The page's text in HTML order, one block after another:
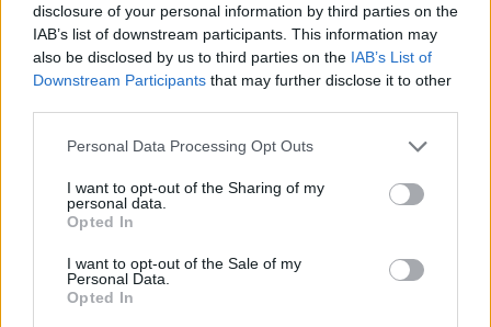
disclosure of your personal information by third parties on the
IAB’s list of downstream participants. This information may
also be disclosed by us to third parties on the IAB’s List of
Downstream Participants that may further disclose it to other
Please note that this website/app uses one or more Google
not limited to your visit or usage behaviour. You may click to
grant or deny consent to Google and its third-party tags to
use your data for below specified purposes in below Google
consent section.
Personal Data Processing Opt Outs
I want to opt-out of the Sharing of my
personal data.
Opted In
I want to opt-out of the Sale of my
Personal Data.
Opted In
Pieve Comics 2026: tutto ciò che devi sapere
sull’evento nerd di Perugia
Andrea Conforti · 6 Ago 2026
NERD NEWS